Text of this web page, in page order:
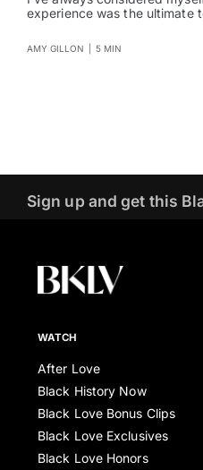
experience was the ultimate
AMY GILLON 5 MIN
Sign up and get this
WATCH
After Love
Black History Now
Black Love Bonus Clips
Black Love Exclusives
Black Love Honors